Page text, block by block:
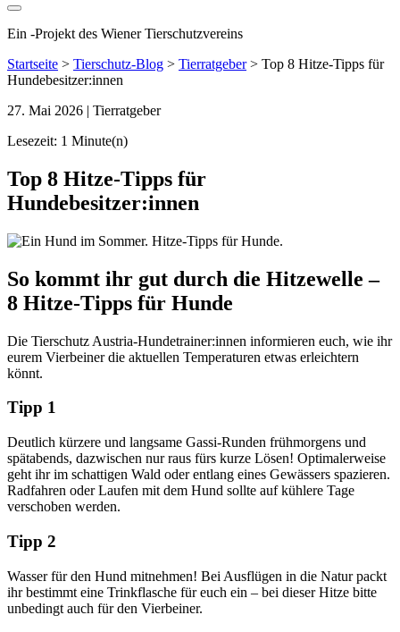
Ein -Projekt des Wiener Tierschutzvereins
Startseite > Tierschutz-Blog > Tierratgeber> Top 8 Hitze-Tipps für
Hundebesitzer:innen
27. Mai 2026 | Tierratgeber
Lesezeit: 1 Minute(n)
Top 8 Hitze-Tipps für
Hundebesitzer:innen
So kommt ihr gut durch die Hitzewelle –
8 Hitze-Tipps für Hunde
Die Tierschutz Austria-Hundetrainer:innen informieren euch, wie ihr
eurem Vierbeiner die aktuellen Temperaturen etwas erleichtern
könnt.
Tipp 1
Deutlich kürzere und langsame Gassi-Runden frühmorgens und
spätabends, dazwischen nur raus fürs kurze Lösen! Optimalerweise
geht ihr im schattigen Wald oder entlang eines Gewässers spazieren.
Radfahren oder Laufen mit dem Hund sollte auf kühlere Tage
verschoben werden.
Tipp 2
Wasser für den Hund mitnehmen! Bei Ausflügen in die Natur packt
ihr bestimmt eine Trinkflasche für euch ein – bei dieser Hitze bitte
unbedingt auch für den Vierbeiner.